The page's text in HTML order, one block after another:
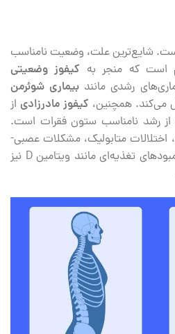
شایع‌ترین علت، وضعیت نامناسب
است که منجر به کیفوز وضعیتی
رشدی مانند بیماری شوئرمن
می‌کند. همچنین، کیفوز مادرزادی از
از رشد نامناسب ستون فقرات است.
اختلالات متابولیک، مشکلات عصبی-
عضلانی، آسیب‌دیدگی‌ها یا کمبودهای تغذیه‌ای مانند ویتامین D نیز